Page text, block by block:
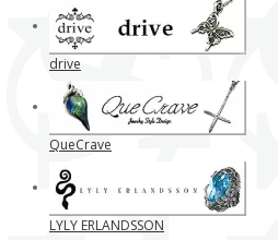
drive
QueCrave
LYLY ERLANDSSON